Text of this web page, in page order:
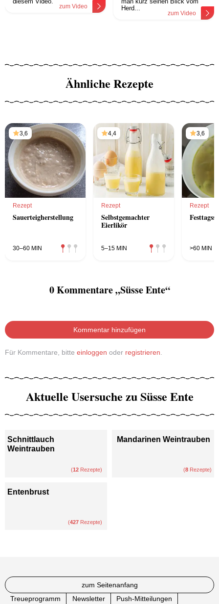
zum Video
Herd...
zum Video
Ähnliche Rezepte
3,6
Rezept
Sauerteigherstellung
30–60 MIN
4,4
Rezept
Selbstgemachter
Eierlikör
5–15 MIN
3,6
Rezept
>60 MIN
0 Kommentare „Süsse Ente“
Kommentar hinzufügen
Für Kommentare, bitte einloggen oder registrieren.
Aktuelle Usersuche zu Süsse Ente
Schnittlauch
Weintrauben
(12 Rezepte)
Mandarinen Weintrauben
(8 Rezepte)
Entenbrust
(427 Rezepte)
zum Seitenanfang
Treueprogramm
Newsletter Push-Mitteilungen